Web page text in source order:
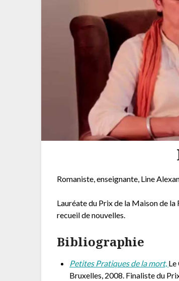
Romaniste, enseignante, Line
Lauréate du Prix de la Maison de
recueil de nouvelles.
Bibliographie
Petites Pratiques de la mort,
Bruxelles, 2008. Finaliste du